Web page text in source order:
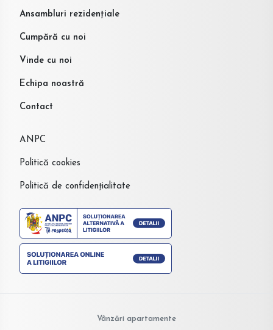
Ansambluri rezidențiale
Cumpără cu noi
Vinde cu noi
Echipa noastră
Contact
ANPC
Politică cookies
Politică de confidențialitate
Vânzări apartamente